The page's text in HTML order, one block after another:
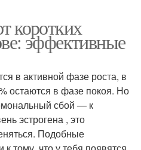
коротких
эффективные
в активной фазе роста, в
остаются в фазе покоя. Но
сбой — к
эстрогена , это
Подобные